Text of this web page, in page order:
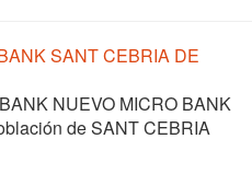
SANT CEBRIA DE
NUEVO MICRO BANK
de SANT CEBRIA